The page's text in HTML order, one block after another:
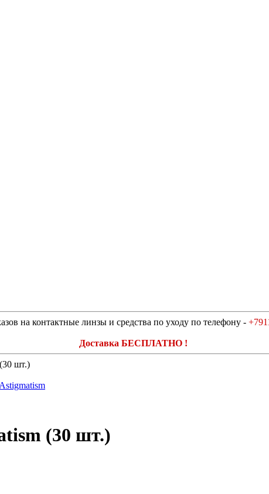
на контактные линзы и средства по уходу по телефону -
Доставка БЕСПЛАТНО !
шт.)
(30 шт.)